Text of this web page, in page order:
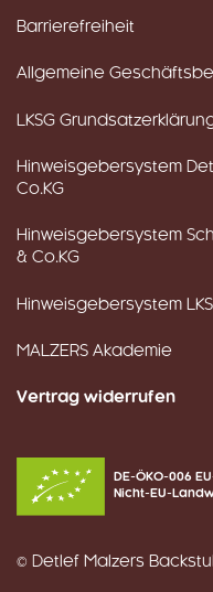
Barrierefreiheit
Allgemeine
LKSG
Hinweisgebersystem
Co.KG
Hinweisgebersystem
& Co.KG
Hinweisgebersystem
MALZERS Akademie
Vertrag widerrufen
DE-ÖKO-006
Nicht-EU-
© Detlef Malzers